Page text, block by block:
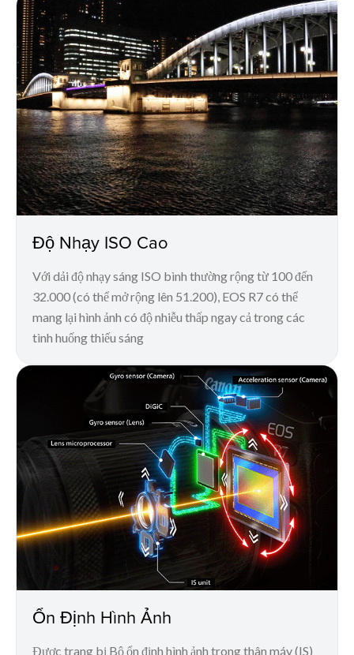
Độ Nhạy ISO Cao
Với dải độ nhạy sáng ISO bình thường rộng từ 100 đến
32.000 (có thể mở rộng lên 51.200), EOS R7 có thể
mang lại hình ảnh có độ nhiễu thấp ngay cả trong các
tình huống thiếu sáng
Ổn Định Hình Ảnh
Được trang bị Bộ ổn định hình ảnh trong thân máy (IS)